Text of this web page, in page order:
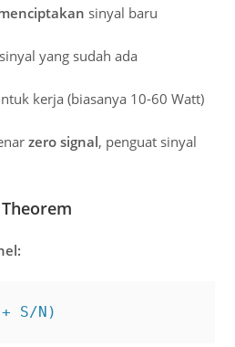
sinyal baru
sinyal yang sudah ada
kerja (biasanya 10-60 Watt)
zero signal, penguat sinyal
S/N)